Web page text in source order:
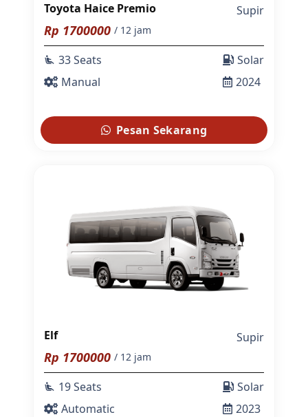
Toyota Haice Premio Supir
Rp 1700000 / 12 jam
airline_seat_recline_extra 33 Seats
Manual
Solar
2024
Pesan Sekarang
Elf Supir
Rp 1700000 / 12 jam
airline_seat_recline_extra 19 Seats
Automatic
Solar
2023